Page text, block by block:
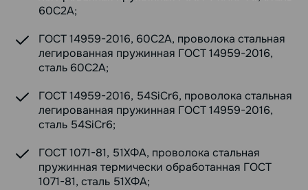
60С2А;
ГОСТ 14959-2016, 60С2А, проволока стальная
легированная пружинная ГОСТ 14959-2016,
сталь 60С2А;
ГОСТ 14959-2016, 54SiCr6, проволока стальная
легированная пружинная ГОСТ 14959-2016,
сталь 54SiCr6;
ГОСТ 1071-81, 51ХФА, проволока стальная
пружинная термически обработанная ГОСТ
1071-81, сталь 51ХФА;